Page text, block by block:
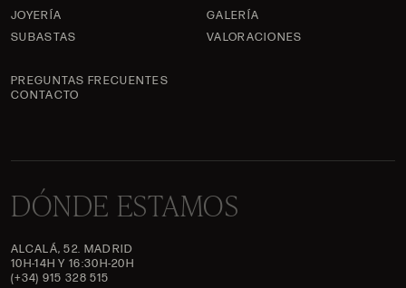
JOYERÍA
GALERÍA
SUBASTAS
VALORACIONES
PREGUNTAS FRECUENTES
CONTACTO
DÓNDE ESTAMOS
ALCALÁ, 52. MADRID
10H-14H Y 16:30H-20H
(+34) 915 328 515